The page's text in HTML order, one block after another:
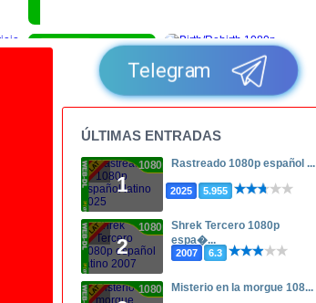
1080p
Telegram
ÚLTIMAS ENTRADAS
1
1080p Rastreado 1080p español ...
2025 5.955
2
1080p
Shrek Tercero 1080p
espa�...
2007 6.3
1080p Misterio en la morgue 108...